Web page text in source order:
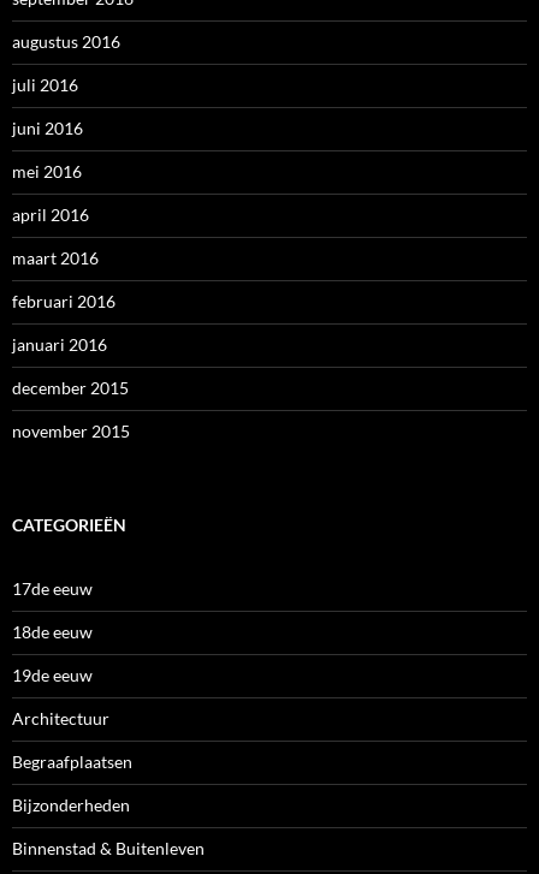
augustus 2016
juli 2016
juni 2016
mei 2016
april 2016
maart 2016
februari 2016
januari 2016
december 2015
november 2015
CATEGORIEËN
17de eeuw
18de eeuw
19de eeuw
Architectuur
Begraafplaatsen
Bijzonderheden
Binnenstad & Buitenleven